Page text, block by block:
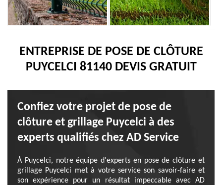
ENTREPRISE DE POSE DE CLÔTURE
PUYCELCI 81140 DEVIS GRATUIT
Confiez votre projet de pose de
clôture et grillage Puycelci à des
experts qualifiés chez AD Service
À Puycelci, notre équipe d'experts en pose de clôture et
grillage Puycelci met à votre service son savoir-faire et
son expérience pour un résultat impeccable avec AD